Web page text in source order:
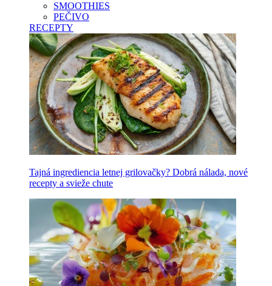
SMOOTHIES
PEČIVO
RECEPTY
Tajná ingrediencia letnej grilovačky? Dobrá nálada, nové
recepty a svieže chute